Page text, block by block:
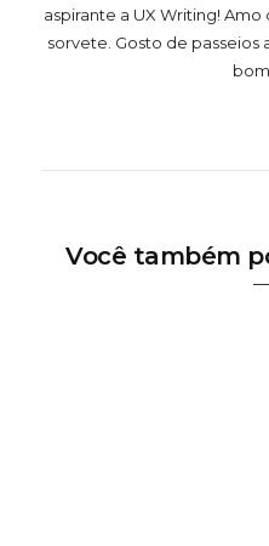
aspirante a UX Writing!
sorvete. Gosto de passeios
Você também